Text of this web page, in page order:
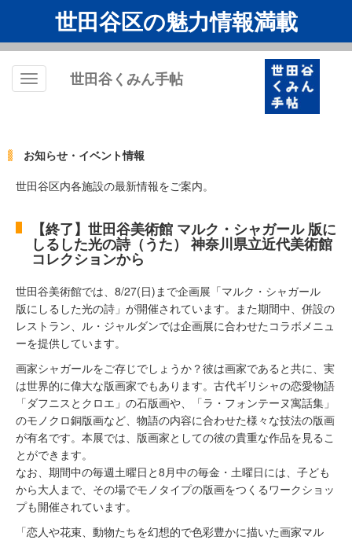
世田谷区の魅力情報満載
Toggle
世田谷くみん手帖
お知らせ・イベント情報
世田谷区内各施設の最新情報をご案内。
【終了】世田谷美術館 マルク・シャガール 版に
しるした光の詩（うた） 神奈川県立近代美術館
コレクションから
世田谷美術館では、8/27(日)まで企画展「マルク・シャガール
版にしるした光の詩」が開催されています。また期間中、併設の
レストラン、ル・ジャルダンでは企画展に合わせたコラボメニュ
ーを提供しています。
画家シャガールをご存じでしょうか？彼は画家であると共に、実
は世界的に偉大な版画家でもあります。古代ギリシャの恋愛物語
「ダフニスとクロエ」の石版画や、「ラ・フォンテーヌ寓話集」
のモノクロ銅版画など、物語の内容に合わせた様々な技法の版画
が有名です。本展では、版画家としての彼の貴重な作品を見るこ
とができます。
なお、期間中の毎週土曜日と8月中の毎金・土曜日には、子ども
から大人まで、その場でモノタイプの版画をつくるワークショッ
プも開催されています。
「恋人や花束、動物たちを幻想的で色彩豊かに描いた画家マル